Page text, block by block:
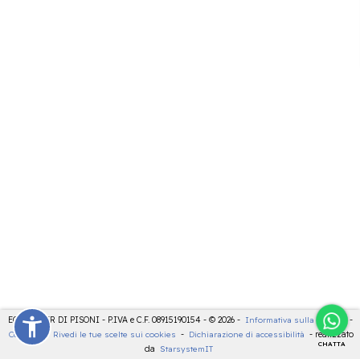
CHATTA
ECOCENTER DI PISONI - P.IVA e C.F. 08915190154 - © 2026 - Informativa sulla privacy
-
Cookies
- Rivedi le tue scelte sui cookies - Dichiarazione di accessibilità - realizzato
da
StarsystemIT